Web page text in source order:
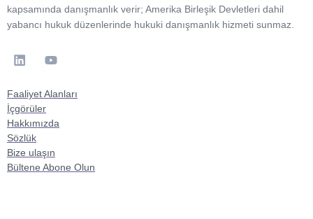
kapsamında danışmanlık verir; Amerika Birleşik Devletleri dahil
yabancı hukuk düzenlerinde hukuki danışmanlık hizmeti sunmaz.
Faaliyet Alanları
İçgörüler
Hakkımızda
Sözlük
Bize ulaşın
Bültene Abone Olun